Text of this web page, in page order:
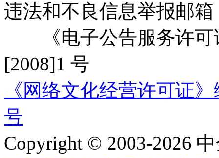
违法和不良信息举报邮箱
《电子公告服务许可
[2008]1 号
《网络文化经营许可证
号
Copyright © 2003-2026